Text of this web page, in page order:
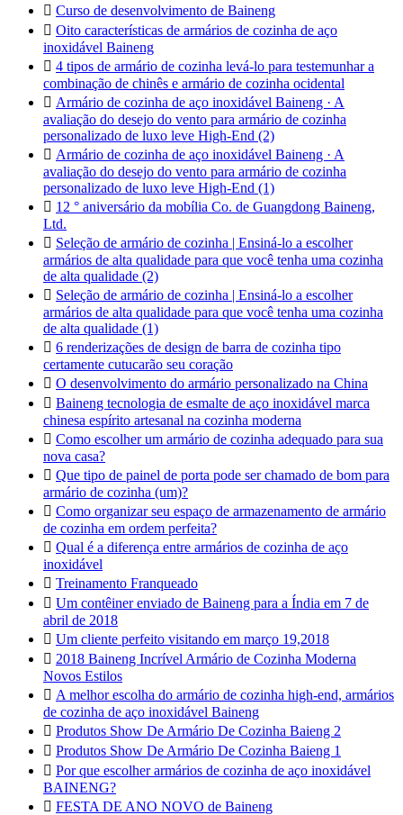
 Curso de desenvolvimento de Baineng
 Oito características de armários de cozinha de aço
inoxidável Baineng
 4 tipos de armário de cozinha levá-lo para testemunhar a
combinação de chinês e armário de cozinha ocidental
 Armário de cozinha de aço inoxidável Baineng · A
avaliação do desejo do vento para armário de cozinha
personalizado de luxo leve High-End (2)
 Armário de cozinha de aço inoxidável Baineng · A
avaliação do desejo do vento para armário de cozinha
personalizado de luxo leve High-End (1)
 12 ° aniversário da mobília Co. de Guangdong Baineng,
Ltd.
 Seleção de armário de cozinha | Ensiná-lo a escolher
armários de alta qualidade para que você tenha uma cozinha
de alta qualidade (2)
 Seleção de armário de cozinha | Ensiná-lo a escolher
armários de alta qualidade para que você tenha uma cozinha
de alta qualidade (1)
 6 renderizações de design de barra de cozinha tipo
certamente cutucarão seu coração
 O desenvolvimento do armário personalizado na China
 Baineng tecnologia de esmalte de aço inoxidável marca
chinesa espírito artesanal na cozinha moderna
 Como escolher um armário de cozinha adequado para sua
nova casa?
 Que tipo de painel de porta pode ser chamado de bom para
armário de cozinha (um)?
 Como organizar seu espaço de armazenamento de armário
de cozinha em ordem perfeita?
 Qual é a diferença entre armários de cozinha de aço
inoxidável
 Treinamento Franqueado
 Um contêiner enviado de Baineng para a Índia em 7 de
abril de 2018
 Um cliente perfeito visitando em março 19,2018
 2018 Baineng Incrível Armário de Cozinha Moderna
Novos Estilos
 A melhor escolha do armário de cozinha high-end, armários
de cozinha de aço inoxidável Baineng
 Produtos Show De Armário De Cozinha Baieng 2
 Produtos Show De Armário De Cozinha Baieng 1
 Por que escolher armários de cozinha de aço inoxidável
BAINENG?
 FESTA DE ANO NOVO de Baineng